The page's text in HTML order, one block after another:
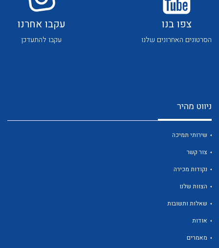
לכל מוצרי היצרן לכל מוצרי היצרן
לכל מוצרי היצרן
צפו בנו
הסרטונים האחרונים שלנו
עקבו אחרנו
עקבו להתעדכן
ניווט מהיר
שירותי תמיכה
צור קשר
נקודות מכירה
הצוות שלנו
שאלות ותשובות
אודות
מאמרים